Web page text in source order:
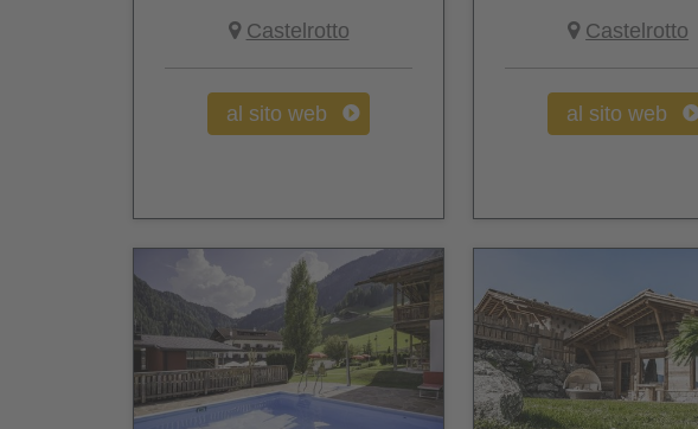
Castelrotto
al sito web
Castelrotto
al sito web